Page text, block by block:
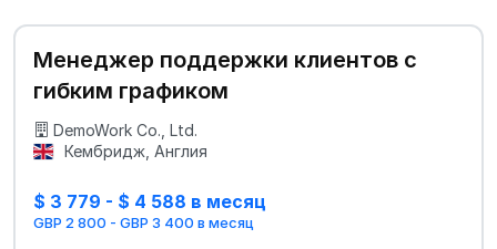
Менеджер поддержки клиентов с
гибким графиком
DemoWork Co., Ltd.
Кембридж, Англия
$ 3 779 - $ 4 588 в месяц
GBP 2 800 - GBP 3 400 в месяц